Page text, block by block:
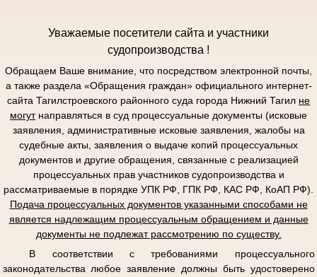
Уважаемые посетители сайта и участники
судопроизводства !
Обращаем Ваше внимание, что посредством электронной почты,
а также раздела «Обращения граждан» официального интернет-
сайта Тагилстроевского районного суда города Нижний Тагил не
могутнаправляться в суд процессуальные документы (исковые
заявления, административные исковые заявления, жалобы на
судебные акты, заявления о выдаче копий процессуальных
документов и другие обращения, связанные с реализацией
процессуальных прав участников судопроизводства и
рассматриваемые в порядке УПК РФ, ГПК РФ, КАС РФ, КоАП РФ).
Подача процессуальных документов указанными способами не
является надлежащим процессуальным обращением и данные
документы не подлежат рассмотрению по существу.
В соответствии с требованиями процессуального
законодательства любое заявление должны быть удостоверено